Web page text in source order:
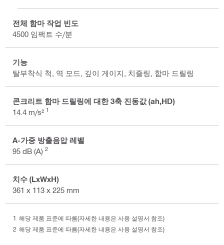
전체 함마 작업 빈도
4500 임팩트 수/분
기능
탈부착식 척, 역 모드, 깊이 게이지, 치즐링, 함마 드릴링
콘크리트 함마 드릴링에 대한 3축 진동값 (ah,HD)
14.4 m/s² 1
A-가중 방출음압 레벨
95 dB (A) 2
치수 (LxWxH)
361 x 113 x 225 mm
해당 제품 표준에 따름(자세한 내용은 사용 설명서 참조)
해당 제품 표준에 따름(자세한 내용은 사용 설명서 참조)